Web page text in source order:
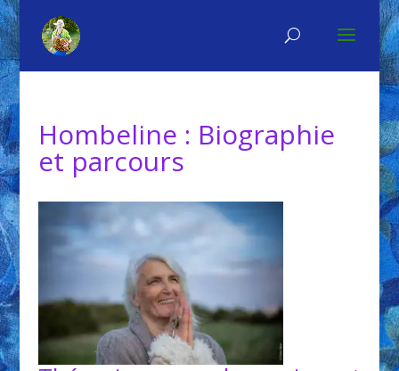
Hombeline : Biographie
et parcours